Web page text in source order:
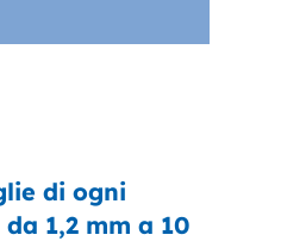
di ogni
1,2 mm a 10